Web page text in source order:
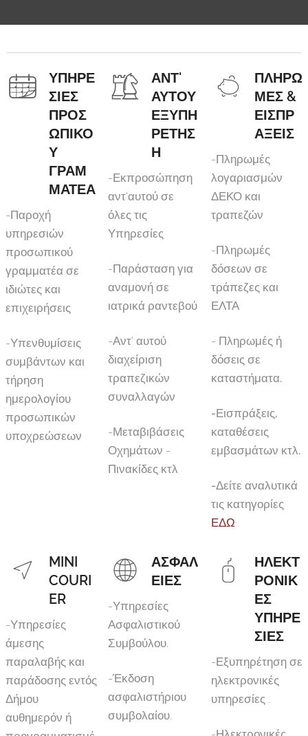
ΥΠΗΡΕ
ΣΙΕΣ
ΠΡΟΣ
ΩΠΙΚΟ
Υ
ΓΡΑΜ
ΜΑΤΕΑ
-Παροχή
υπηρεσιών
προσωπικού
γραμματέα σε
ιδιώτες και
επιχειρήσεις
-Υπενθυμίσεις
συμβάντων και
τήρηση
ημερολογίου
προσωπικών
υποχρεώσεων
ΑΝΤ'
ΑΥΤΟΥ
ΕΞΥΠΗ
ΡΕΤΗΣ
Η
-Εκπροσώπηση
αντ'αυτού σε
όλες τις
Υπηρεσίες
-Παράσταση για
αναμονή σε
ιατρικά ραντεβού
-Αντ' αυτού
διαχείριση
τραπεζικών
συναλλαγών
-Μεταβιβάσεις
Οχημάτων -
Πινακίδες κτλ
ΠΛΗΡΩ
ΜΕΣ &
ΕΙΣΠΡ
ΑΞΕΙΣ
-Πληρωμές
λογαριασμών
ΔΕΚΟ και
τραπεζών
-Πληρωμές
δόσεων σε
τράπεζες και
ΕΛΤΑ
- Πληρωμές ή
δόσεις σε
καταστήματα.
-Εισπράξεις,
καταθέσεις
εμβασμάτων κτλ.
-Δείτε αναλυτικά
τις κατηγορίες
ΕΔΩ
MINI
COURI
ER
-Υπηρεσίες
άμεσης
παραλαβής και
παράδοσης εντός
Δήμου
αυθημερόν ή
ΑΣΦΑΛ
ΕΙΕΣ
-Υπηρεσίες
Ασφαλιστικού
Συμβούλου.
-Έκδοση
ασφαλιστήριου
συμβολαίου.
ΗΛΕΚΤ
ΡΟΝΙΚ
ΕΣ
ΥΠΗΡΕ
ΣΙΕΣ
-Εξυπηρέτηση σε
ηλεκτρονικές
υπηρεσίες .